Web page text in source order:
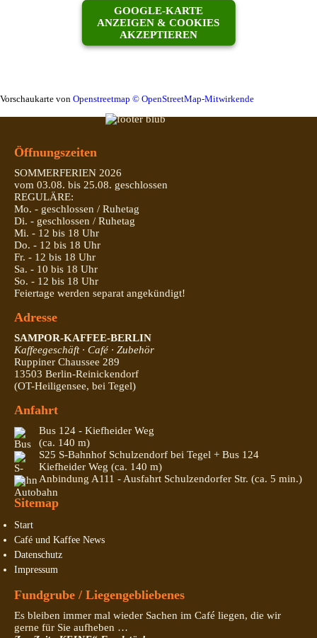
GOOGLE-KARTE
ANZEIGEN & COOKIES
AKZEPTIEREN
Vorschaukarte von Openstreetmap © OpenStreetMap-Mitwirkende
Öffnungszeiten
SOMMERFERIEN 2026
vom 03.08. bis 25.08. geschlossen
REGULÄRE:
Mo. - geschlossen / Ruhetag
Di. - geschlossen / Ruhetag
Mi. - 12 bis 18 Uhr
Do. - 12 bis 18 Uhr
Fr. - 12 bis 18 Uhr
Sa. - 10 bis 18 Uhr
So. - 12 bis 18 Uhr
Feiertage werden separat angekündigt!
Adresse
SAMPOR-KAFFEE-BERLIN
Kaffeegeschäft · Café · Zubehör
Ruppiner Chaussee 289
13503 Berlin-Reinickendorf
(OT-Heiligensee, bei Tegel)
Anfahrt
Bus 124 - Kiefheider Weg
(ca. 140 m)
S25 S-Bahnhof Schulzendorf bei Tegel + Bus 124
Kiefheider Weg (ca. 140 m)
Anbindung A111 - Ausfahrt Schulzendorfer Str. (ca. 5 min.)
Sitemap
Start
Café und Kaffee News
Datenschutz
Impressum
Fundgrube / Liegengebliebenes
Es bleiben immer mal wieder Sachen im Café liegen, die wir
gerne für Sie aufheben …